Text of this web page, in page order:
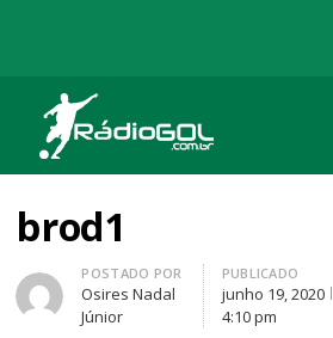
Rádio Gol
Há mais de 20 anos com as melhores
brod1
Autor
POSTADO POR
Osires Nadal
Júnior
PUBLICADO
junho 19, 2020
4:10 pm